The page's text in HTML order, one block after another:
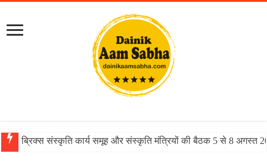
ब्रिक्स संस्कृति कार्य समूह और संस्कृति मंत्रियों की बैठक 5 से 8 अगस्त